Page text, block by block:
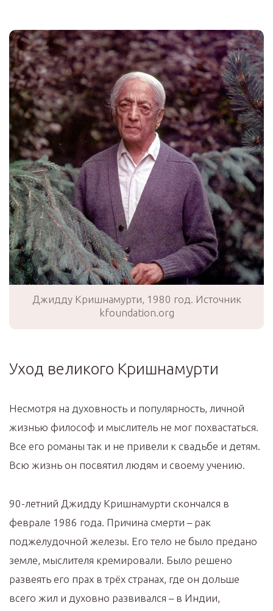
Джидду Кришнамурти, 1980 год. Источник
kfoundation.org
Уход великого Кришнамурти
Несмотря на духовность и популярность, личной
жизнью философ и мыслитель не мог похвастаться.
Все его романы так и не привели к свадьбе и детям.
Всю жизнь он посвятил людям и своему учению.
90-летний Джидду Кришнамурти скончался в
феврале 1986 года. Причина смерти – рак
поджелудочной железы. Его тело не было предано
земле, мыслителя кремировали. Было решено
развеять его прах в трёх странах, где он дольше
всего жил и духовно развивался – в Индии,